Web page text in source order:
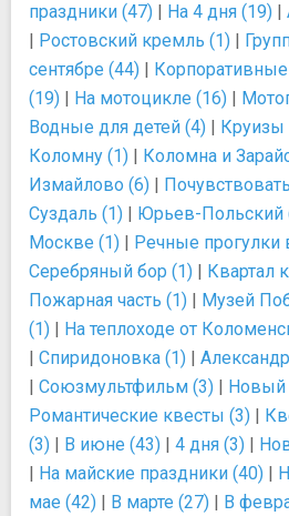
праздники (47) | На 4 дня (19) |
| Ростовский кремль (1) |
сентябре (44) |
(19) | На мотоцикле (16) |
Водные для детей (4) | Круизы
Коломну (1) | Коломна и
Измайлово (6) |
Суздаль (1) | Юрьев-Польский
Москве (1) | Речные прогулки
Серебряный бор (1) | Квартал
Пожарная часть (1) | Музей
(1) | На теплоходе от
| Спиридоновка (1) |
| Союзмультфильм (3) | Новый
Романтические квесты (3) |
(3) | В июне (43) | 4 дня (3) |
| На майские праздники (40) |
мае (42) | В марте (27) | В